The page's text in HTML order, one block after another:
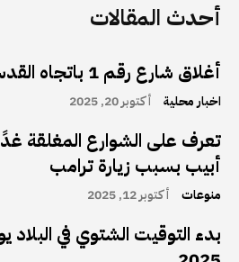
أحدث المقالات
أغلاق شارع رقم 1 باتجاه القدس غدا الثلاثاء
اخبار محلية أكتوبر 20, 2025
تعرف على الشوارع المغلقة
أبيب بسبب زيارة ترامب
منوعات أكتوبر 12, 2025